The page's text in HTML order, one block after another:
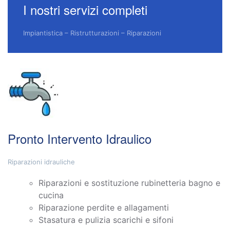
I nostri servizi completi
Impiantistica – Ristrutturazioni – Riparazioni
Pronto Intervento Idraulico
Riparazioni idrauliche
Riparazioni e sostituzione rubinetteria bagno e
cucina
Riparazione perdite e allagamenti
Stasatura e pulizia scarichi e sifoni